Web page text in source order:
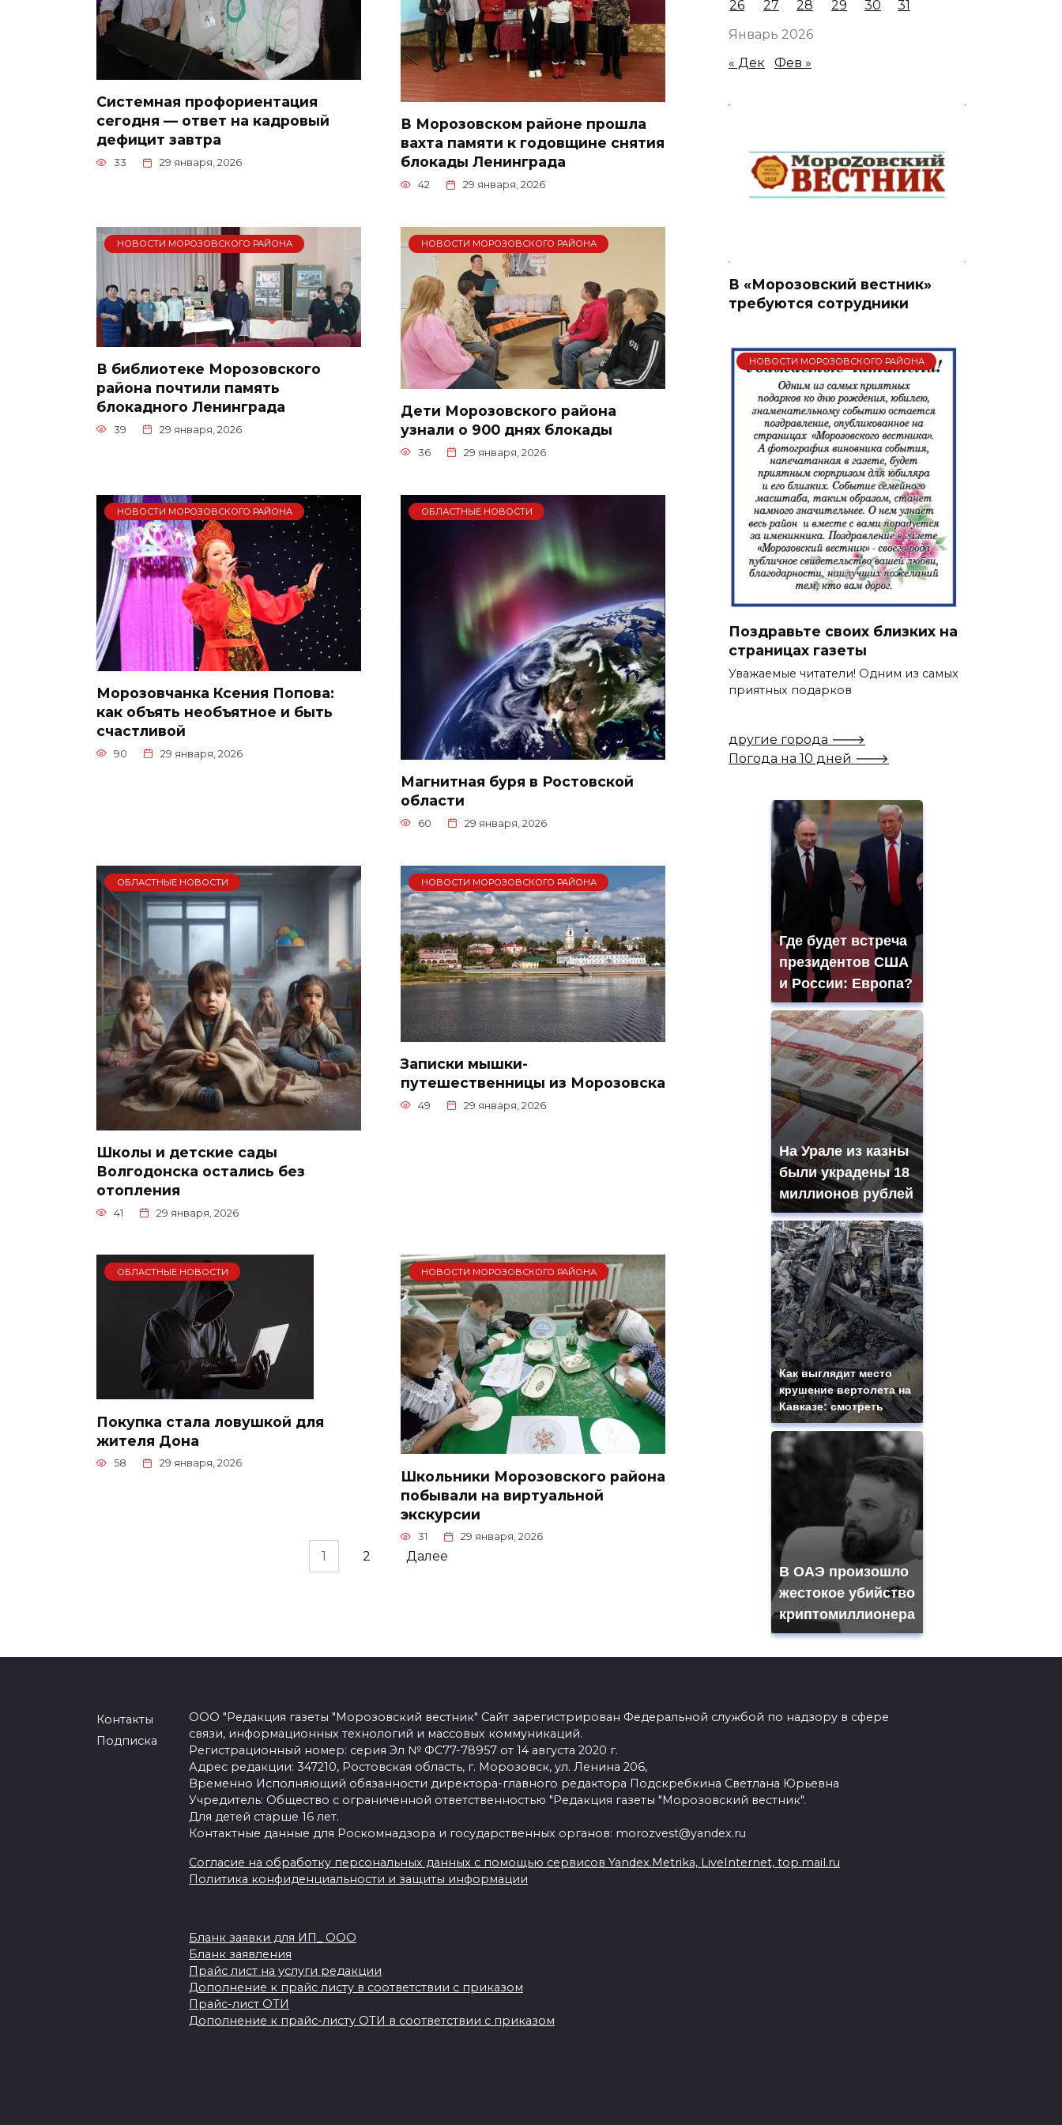
Системная профориентация
сегодня — ответ на кадровый
дефицит завтра
33 29 января, 2026
В Морозовском районе прошла
вахта памяти к годовщине снятия
блокады Ленинграда
42 29 января, 2026
НОВОСТИ МОРОЗОВСКОГО РАЙОНА
В библиотеке Морозовского
района почтили память
блокадного Ленинграда
39 29 января, 2026
НОВОСТИ МОРОЗОВСКОГО РАЙОНА
Дети Морозовского района
узнали о 900 днях блокады
36 29 января, 2026
НОВОСТИ МОРОЗОВСКОГО РАЙОНА
Морозовчанка Ксения Попова:
как объять необъятное и быть
счастливой
90 29 января, 2026
ОБЛАСТНЫЕ НОВОСТИ
Магнитная буря в Ростовской
области
60 29 января, 2026
ОБЛАСТНЫЕ НОВОСТИ
Школы и детские сады
Волгодонска остались без
отопления
41 29 января, 2026
НОВОСТИ МОРОЗОВСКОГО РАЙОНА
Записки мышки-
путешественницы из Морозовска
49 29 января, 2026
ОБЛАСТНЫЕ НОВОСТИ
Покупка стала ловушкой для
жителя Дона
58 29 января, 2026
НОВОСТИ МОРОЗОВСКОГО РАЙОНА
Школьники Морозовского района
побывали на виртуальной
экскурсии
31 29 января, 2026
1 2 Далее
Январь 2026
26
27 28 29 30 31
« Дек Фев »
В «Морозовский вестник»
требуются сотрудники
НОВОСТИ МОРОЗОВСКОГО РАЙОНА
Поздравьте своих близких на
страницах газеты
Уважаемые читатели! Одним из самых
приятных подарков
другие города 🡒
Погода на 10 дней 🡒
Где будет встреча
президентов США
и России: Европа?
На Урале из казны
были украдены 18
миллионов рублей
Как выглядит место
крушение вертолета на
Кавказе: смотреть
В ОАЭ произошло
жестокое убийство
криптомиллионера
Контакты
Подписка
ООО "Редакция газеты "Морозовский вестник" Сайт зарегистрирован Федеральной службой по надзору в сфере
связи, информационных технологий и массовых коммуникаций.
Регистрационный номер: серия Эл № ФС77-78957 от 14 августа 2020 г.
Адрес редакции: 347210, Ростовская область, г. Морозовск, ул. Ленина 206,
Временно Исполняющий обязанности директора-главного редактора Подскребкина Светлана Юрьевна
Учредитель: Общество с ограниченной ответственностью "Редакция газеты "Морозовский вестник".
Для детей старше 16 лет.
Контактные данные для Роскомнадзора и государственных органов: morozvest@yandex.ru
Согласие на обработку персональных данных с помощью сервисов Yandex.Metrika, LiveInternet, top.mail.ru
Политика конфиденциальности и защиты информации
Бланк заявки для ИП_ ООО
Бланк заявления
Прайс лист на услуги редакции
Дополнение к прайс листу в соответствии с приказом
Прайс-лист ОТИ
Дополнение к прайс-листу ОТИ в соответствии с приказом